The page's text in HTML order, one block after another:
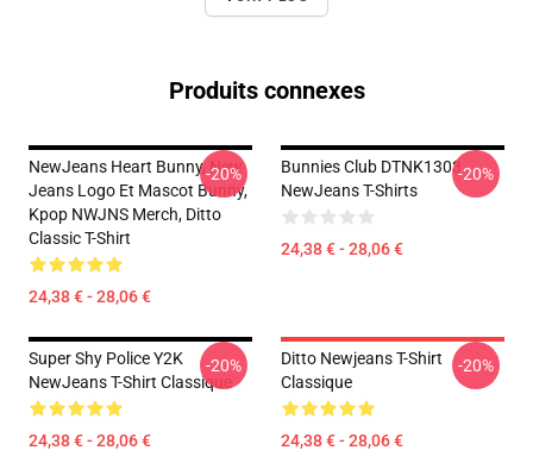
Produits connexes
NewJeans Heart Bunny, New
Jeans Logo Et Mascot Bunny,
Kpop NWJNS Merch, Ditto
Classic T-Shirt
24,38 € - 28,06 €
-20%
Bunnies Club DTNK1303
NewJeans T-Shirts
24,38 € - 28,06 €
-20%
Super Shy Police Y2K
NewJeans T-Shirt Classique
24,38 € - 28,06 €
-20%
Ditto Newjeans T-Shirt
Classique
24,38 € - 28,06 €
-20%